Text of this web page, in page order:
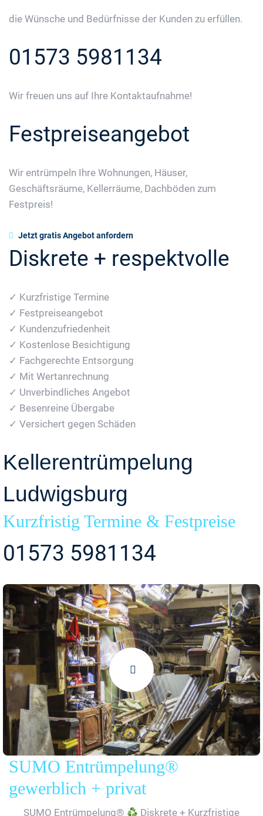
die Wünsche und Bedürfnisse der Kunden zu erfüllen.
01573 5981134
Wir freuen uns auf Ihre Kontaktaufnahme!
Festpreiseangebot
Wir entrümpeln Ihre Wohnungen, Häuser,
Geschäftsräume, Kellerräume, Dachböden zum
Festpreis!
Jetzt gratis Angebot anfordern
Diskrete + respektvolle
✓ Kurzfristige Termine
✓ Festpreiseangebot
✓ Kundenzufriedenheit
✓ Kostenlose Besichtigung
✓ Fachgerechte Entsorgung
✓ Mit Wertanrechnung
✓ Unverbindliches Angebot
✓ Besenreine Übergabe
✓ Versichert gegen Schäden
Kellerentrümpelung
Ludwigsburg
Kurzfristig Termine & Festpreise
01573 5981134
SUMO Entrümpelung®
gewerblich + privat
SUMO Entrümpelung®
Diskrete + Kurzfristige